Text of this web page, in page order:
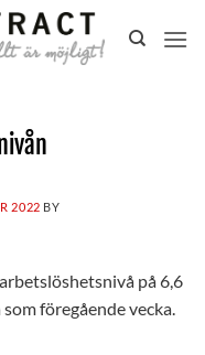
2022 BY
på 6,6
föregående vecka.